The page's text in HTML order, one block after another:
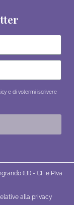
e di volermi iscrivere
(BI) - CF e PIva
alla privacy